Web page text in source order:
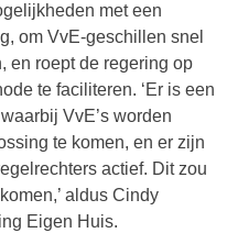
met een
om VvE-geschillen snel
en roept de regering op
te faciliteren. ‘Er is een
VvE’s worden
te komen, en er zijn
actief. Dit zou
aldus Cindy
Eigen Huis.